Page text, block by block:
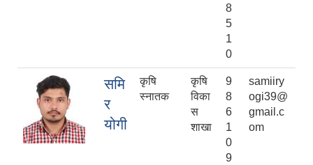
8
5
1
0
समि
र
योगी
कृषि
स्नातक
कृषि
विका
स
शाखा
9
8
6
1
0
9
samiiry
ogi39@
gmail.c
om